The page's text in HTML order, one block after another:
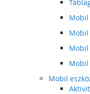
Mobil
Mobil
Mobil